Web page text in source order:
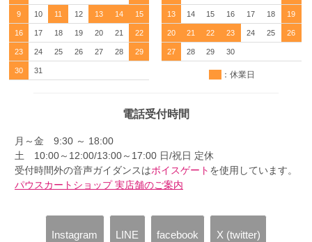
9 10 11 12 13 14 15
16 17 18 19 20 21 22
23 24 25 26 27 28 29
30 31
13 14 15 16 17 18 19
20 21 22 23 24 25 26
27 28 29 30
：休業日
電話受付時間
月～金 9:30 ～ 18:00
土 10:00～12:00/13:00～17:00 日/祝日 定休
受付時間外の音声ガイダンスはボイスゲート を使用しています。
パウスカートショップ 実店舗のご案内
Instagram LINE facebook X (twitter)